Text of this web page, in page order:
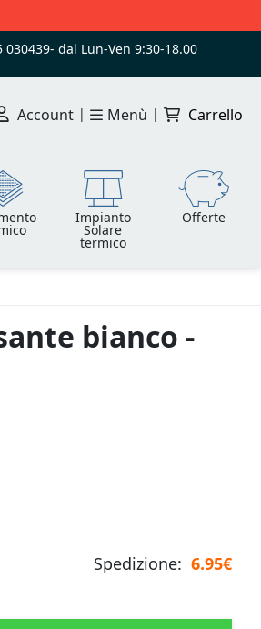
030439- dal Lun-Ven 9:30-18.00
Account | Menù | Carrello
Impianto
Solare
termico
Offerte
bianco -
Spedizione: 6.95€